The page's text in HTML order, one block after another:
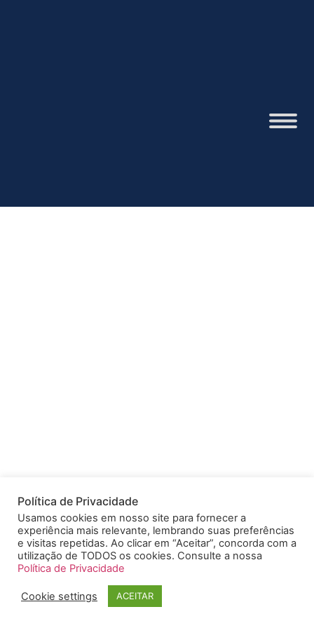
Política de Privacidade
Usamos cookies em nosso site para fornecer a
experiência mais relevante, lembrando suas preferências
e visitas repetidas. Ao clicar em “Aceitar”, concorda com a
utilização de TODOS os cookies. Consulte a nossa
Política de Privacidade
Cookie settings ACEITAR